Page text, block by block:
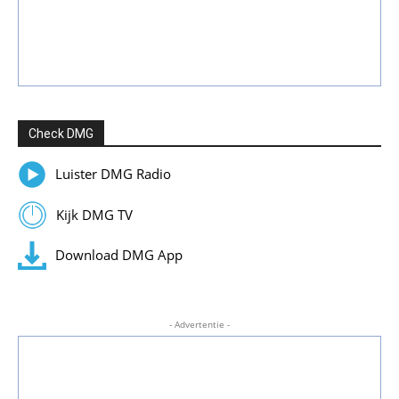
Check DMG
Luister DMG Radio
Kijk DMG TV
Download DMG App
- Advertentie -